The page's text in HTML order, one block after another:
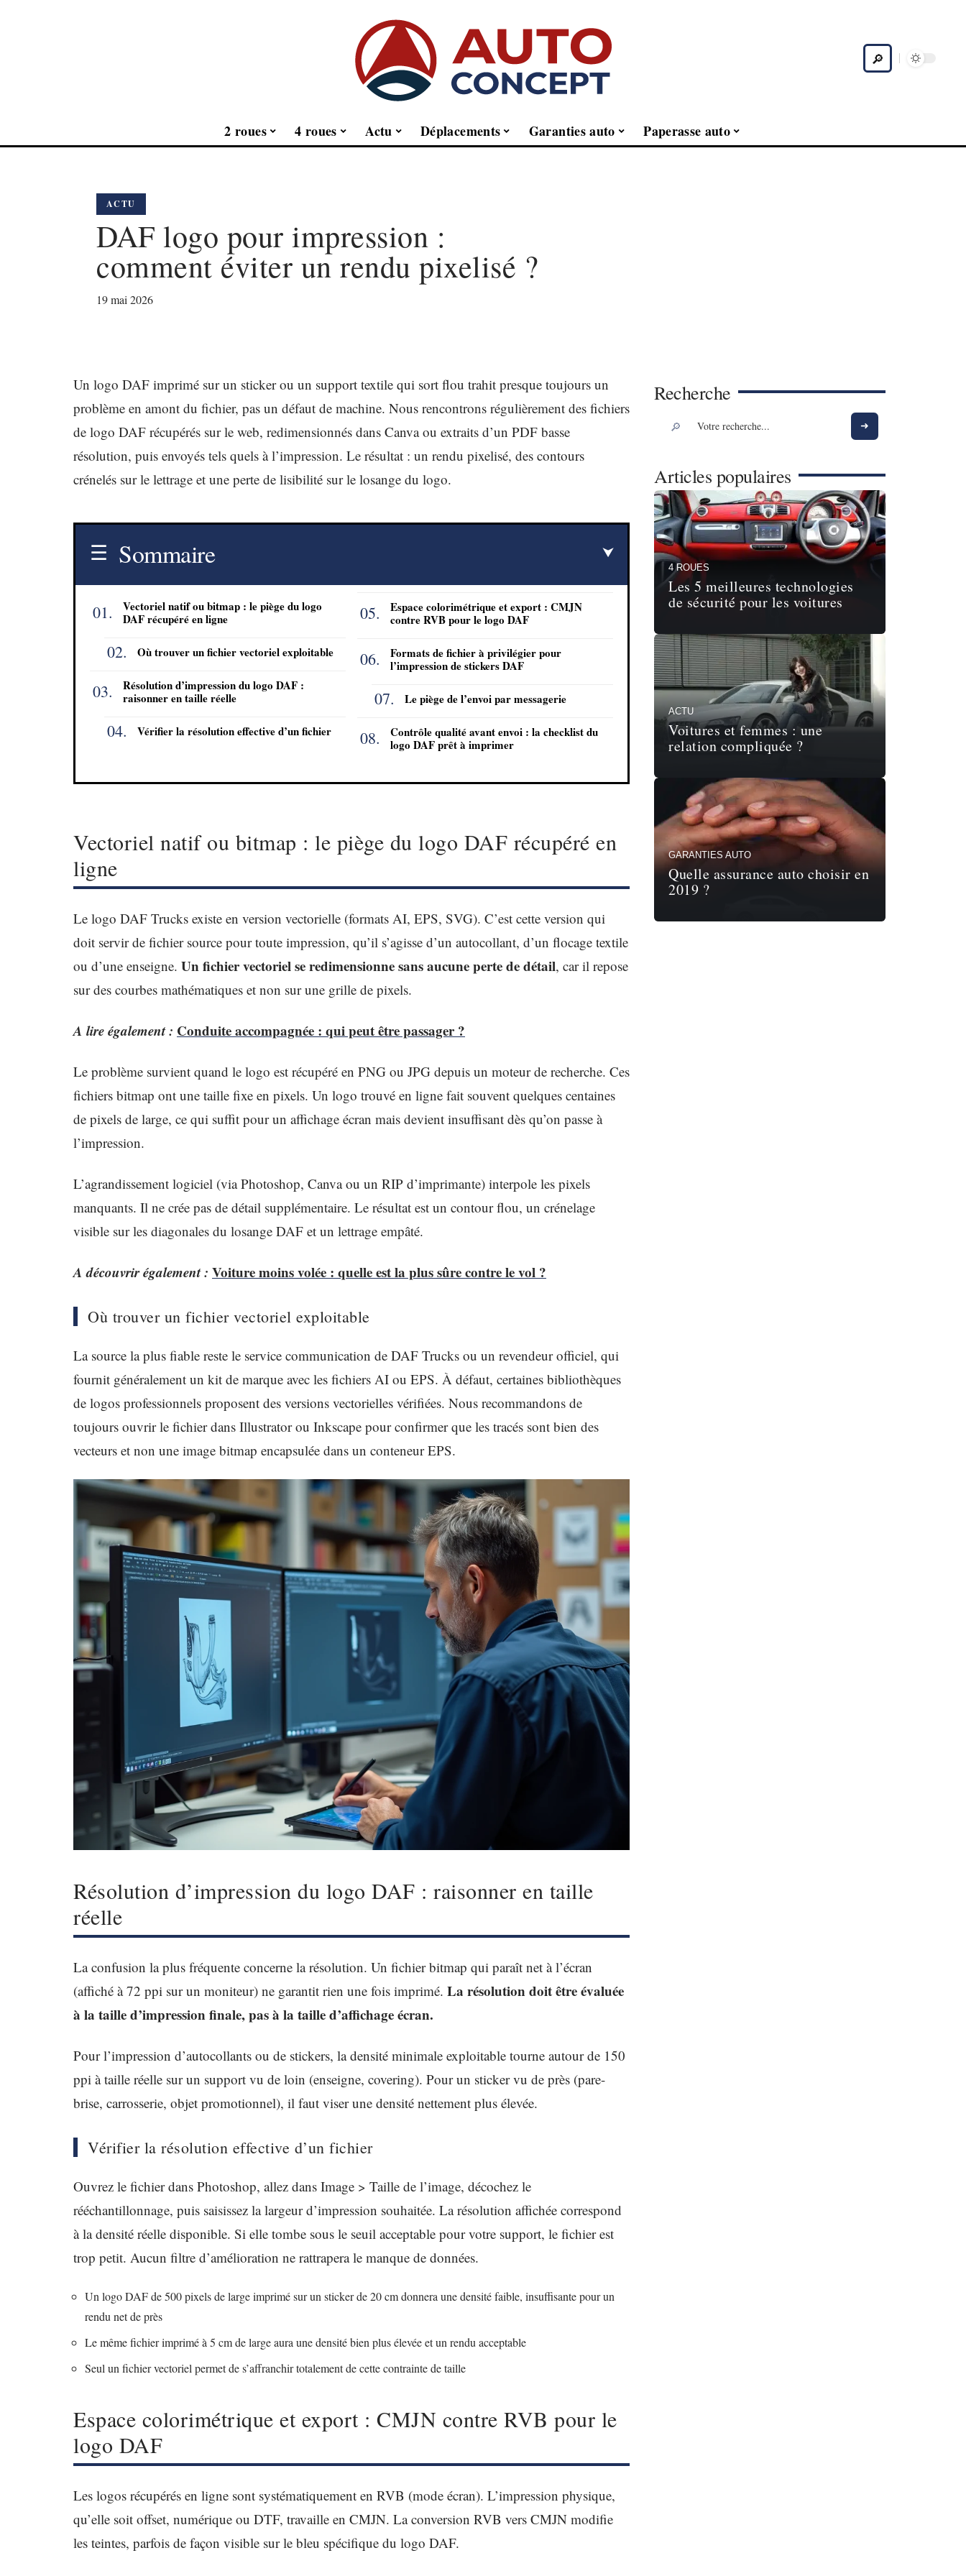
2 roues 4 roues Actu Déplacements Garanties auto Paperasse auto
ACTU
DAF logo pour impression :
comment éviter un rendu pixelisé ?
19 mai 2026
Un logo DAF imprimé sur un sticker ou un support textile qui sort flou trahit presque toujours un
problème en amont du fichier, pas un défaut de machine. Nous rencontrons régulièrement des fichiers
de logo DAF récupérés sur le web, redimensionnés dans Canva ou extraits d’un PDF basse
résolution, puis envoyés tels quels à l’impression. Le résultat : un rendu pixelisé, des contours
crénelés sur le lettrage et une perte de lisibilité sur le losange du logo.
Sommaire
Vectoriel natif ou bitmap : le piège du logo
DAF récupéré en ligne
Où trouver un fichier vectoriel exploitable
Résolution d’impression du logo DAF :
raisonner en taille réelle
Vérifier la résolution effective d’un fichier
Espace colorimétrique et export : CMJN
contre RVB pour le logo DAF
Formats de fichier à privilégier pour
l’impression de stickers DAF
Le piège de l’envoi par messagerie
Contrôle qualité avant envoi : la checklist du
logo DAF prêt à imprimer
Vectoriel natif ou bitmap : le piège du logo DAF récupéré en
ligne
Le logo DAF Trucks existe en version vectorielle (formats AI, EPS, SVG). C’est cette version qui
doit servir de fichier source pour toute impression, qu’il s’agisse d’un autocollant, d’un flocage textile
ou d’une enseigne. Un fichier vectoriel se redimensionne sans aucune perte de détail, car il repose
sur des courbes mathématiques et non sur une grille de pixels.
A lire également : Conduite accompagnée : qui peut être passager ?
Le problème survient quand le logo est récupéré en PNG ou JPG depuis un moteur de recherche. Ces
fichiers bitmap ont une taille fixe en pixels. Un logo trouvé en ligne fait souvent quelques centaines
de pixels de large, ce qui suffit pour un affichage écran mais devient insuffisant dès qu’on passe à
l’impression.
L’agrandissement logiciel (via Photoshop, Canva ou un RIP d’imprimante) interpole les pixels
manquants. Il ne crée pas de détail supplémentaire. Le résultat est un contour flou, un crénelage
visible sur les diagonales du losange DAF et un lettrage empâté.
A découvrir également : Voiture moins volée : quelle est la plus sûre contre le vol ?
Où trouver un fichier vectoriel exploitable
La source la plus fiable reste le service communication de DAF Trucks ou un revendeur officiel, qui
fournit généralement un kit de marque avec les fichiers AI ou EPS. À défaut, certaines bibliothèques
de logos professionnels proposent des versions vectorielles vérifiées. Nous recommandons de
toujours ouvrir le fichier dans Illustrator ou Inkscape pour confirmer que les tracés sont bien des
vecteurs et non une image bitmap encapsulée dans un conteneur EPS.
Résolution d’impression du logo DAF : raisonner en taille
réelle
La confusion la plus fréquente concerne la résolution. Un fichier bitmap qui paraît net à l’écran
(affiché à 72 ppi sur un moniteur) ne garantit rien une fois imprimé. La résolution doit être évaluée
à la taille d’impression finale, pas à la taille d’affichage écran.
Pour l’impression d’autocollants ou de stickers, la densité minimale exploitable tourne autour de 150
ppi à taille réelle sur un support vu de loin (enseigne, covering). Pour un sticker vu de près (pare-
brise, carrosserie, objet promotionnel), il faut viser une densité nettement plus élevée.
Vérifier la résolution effective d’un fichier
Ouvrez le fichier dans Photoshop, allez dans Image > Taille de l’image, décochez le
rééchantillonnage, puis saisissez la largeur d’impression souhaitée. La résolution affichée correspond
à la densité réelle disponible. Si elle tombe sous le seuil acceptable pour votre support, le fichier est
trop petit. Aucun filtre d’amélioration ne rattrapera le manque de données.
Un logo DAF de 500 pixels de large imprimé sur un sticker de 20 cm donnera une densité faible, insuffisante pour un
rendu net de près
Le même fichier imprimé à 5 cm de large aura une densité bien plus élevée et un rendu acceptable
Seul un fichier vectoriel permet de s’affranchir totalement de cette contrainte de taille
Espace colorimétrique et export : CMJN contre RVB pour le
logo DAF
Les logos récupérés en ligne sont systématiquement en RVB (mode écran). L’impression physique,
qu’elle soit offset, numérique ou DTF, travaille en CMJN. La conversion RVB vers CMJN modifie
les teintes, parfois de façon visible sur le bleu spécifique du logo DAF.
Recherche
Articles populaires
4 ROUES
Les 5 meilleures technologies
de sécurité pour les voitures
ACTU
Voitures et femmes : une
relation compliquée ?
GARANTIES AUTO
Quelle assurance auto choisir en
2019 ?